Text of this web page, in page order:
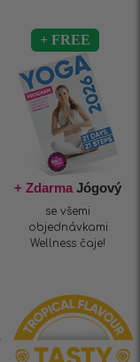
+ Zdarma Jógový
se všemi
objednávkami
Wellness čaje!